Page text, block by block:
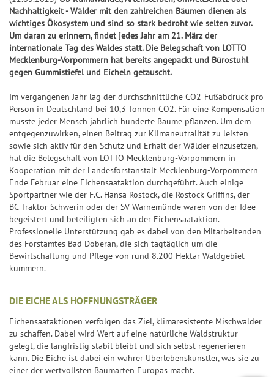
7
7
S
U
E
R
6
G
l
ü
c
k
s
S
p
a
e
S
i
p
o
t
s
&
G
e
w
i
n
n
e
F
e
h
l
d
e
Z
a
h
p
i
e
l
7
7
S
U
P
E
R
6
Jac
kp
ot-
Jä
ge
ke
n
+6
+7
+8
+9 +10
p
i
e
l
7
7
S
U
P
E
R
6
Pr
oje
ktf
ör
de
ng
Natu
r-
und
Um
welt
tz
dan
k
BIN
GO!
i
e
g
e
r
-
C
h
a
n
c
e
S
p
i
e
7
S
U
P
E
5
Ge
wi
nn
hle
n
e
r
b
i
l
a
n
z
G
l
ü
c
k
s
-
T
p
l
e
it
u
n
G
e
w
i
n
n
z
a
h
l
e
Q
u
o
t
e
S
p
i
e
l
a
n
l
e
it
u
n
g
G
e
w
n
a
h
l
Nachhaltigkeit - Wälder mit den zahlreichen Bäumen dienen als
wichtiges Ökosystem und sind so stark bedroht wie selten zuvor.
Um daran zu erinnern, findet jedes Jahr am 21. März der
internationale Tag des Waldes statt. Die Belegschaft von LOTTO
Mecklenburg-Vorpommern hat bereits angepackt und Bürostuhl
gegen Gummistiefel und Eicheln getauscht.
Im vergangenen Jahr lag der durchschnittliche CO2-Fußabdruck pro
Person in Deutschland bei 10,3 Tonnen CO2. Für eine Kompensation
müsste jeder Mensch jährlich hunderte Bäume pflanzen. Um dem
entgegenzuwirken, einen Beitrag zur Klimaneutralität zu leisten
sowie sich aktiv für den Schutz und Erhalt der Wälder einzusetzen,
hat die Belegschaft von LOTTO Mecklenburg-Vorpommern in
Kooperation mit der Landesforstanstalt Mecklenburg-Vorpommern
Ende Februar eine Eichensaataktion durchgeführt. Auch einige
Sportpartner wie der F.C. Hansa Rostock, die Rostock Griffins, der
BC Traktor Schwerin oder der SV Warnemünde waren von der Idee
begeistert und beteiligten sich an der Eichensaataktion.
Professionelle Unterstützung gab es dabei von den Mitarbeitenden
des Forstamtes Bad Doberan, die sich tagtäglich um die
Bewirtschaftung und Pflege von rund 8.200 Hektar Waldgebiet
kümmern.
DIE EICHE ALS HOFFNUNGSTRÄGER
Eichensaataktionen verfolgen das Ziel, klimaresistente Mischwälder
zu schaffen. Dabei wird Wert auf eine natürliche Waldstruktur
gelegt, die langfristig stabil bleibt und sich selbst regenerieren
kann. Die Eiche ist dabei ein wahrer Überlebenskünstler, was sie zu
einer der wertvollsten Baumarten Europas macht.